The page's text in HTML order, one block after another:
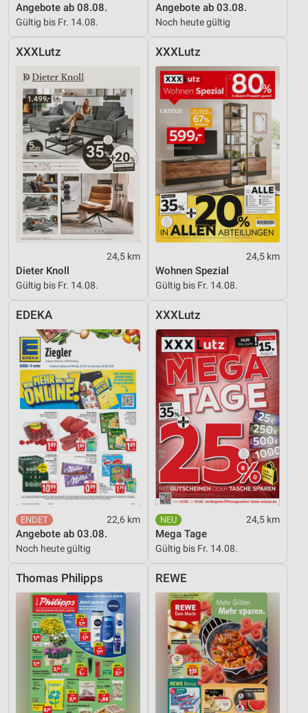
Angebote ab 08.08.
Gültig bis Fr. 14.08.
Angebote ab 03.08.
Noch heute gültig
XXXLutz
24,5 km
Dieter Knoll
Gültig bis Fr. 14.08.
XXXLutz
24,5 km
Wohnen Spezial
Gültig bis Fr. 14.08.
EDEKA
22,6 km
Angebote ab 03.08.
Noch heute gültig
XXXLutz
24,5 km
Mega Tage
Gültig bis Fr. 14.08.
Thomas Philipps REWE